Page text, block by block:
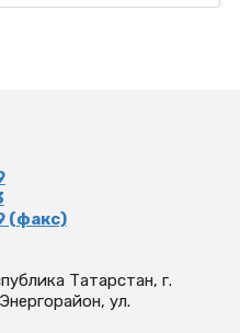
(факс)
Татарстан, г.
ул.